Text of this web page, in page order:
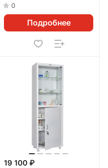
0
Подробнее
19 100 ₽